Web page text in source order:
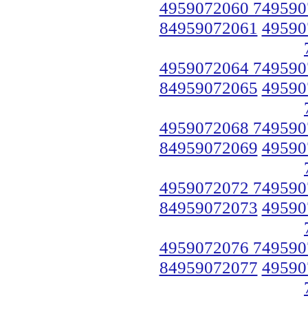
4959072060
84959072061
4959072064
84959072065
4959072068
84959072069
4959072072
84959072073
4959072076
84959072077